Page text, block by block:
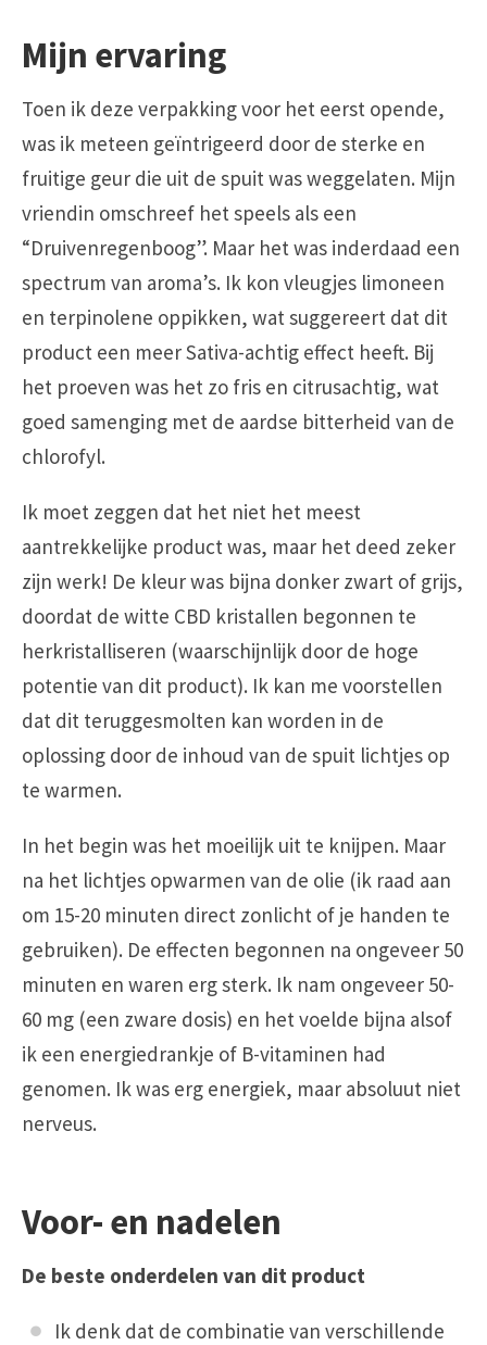
Mijn ervaring
Toen ik deze verpakking voor het eerst opende,
was ik meteen geïntrigeerd door de sterke en
fruitige geur die uit de spuit was weggelaten. Mijn
vriendin omschreef het speels als een
“Druivenregenboog”. Maar het was inderdaad een
spectrum van aroma’s. Ik kon vleugjes limoneen
en terpinolene oppikken, wat suggereert dat dit
product een meer Sativa-achtig effect heeft. Bij
het proeven was het zo fris en citrusachtig, wat
goed samenging met de aardse bitterheid van de
chlorofyl.
Ik moet zeggen dat het niet het meest
aantrekkelijke product was, maar het deed zeker
zijn werk! De kleur was bijna donker zwart of grijs,
doordat de witte CBD kristallen begonnen te
herkristalliseren (waarschijnlijk door de hoge
potentie van dit product). Ik kan me voorstellen
dat dit teruggesmolten kan worden in de
oplossing door de inhoud van de spuit lichtjes op
te warmen.
In het begin was het moeilijk uit te knijpen. Maar
na het lichtjes opwarmen van de olie (ik raad aan
om 15-20 minuten direct zonlicht of je handen te
gebruiken). De effecten begonnen na ongeveer 50
minuten en waren erg sterk. Ik nam ongeveer 50-
60 mg (een zware dosis) en het voelde bijna alsof
ik een energiedrankje of B-vitaminen had
genomen. Ik was erg energiek, maar absoluut niet
nerveus.
Voor- en nadelen
De beste onderdelen van dit product
Ik denk dat de combinatie van verschillende